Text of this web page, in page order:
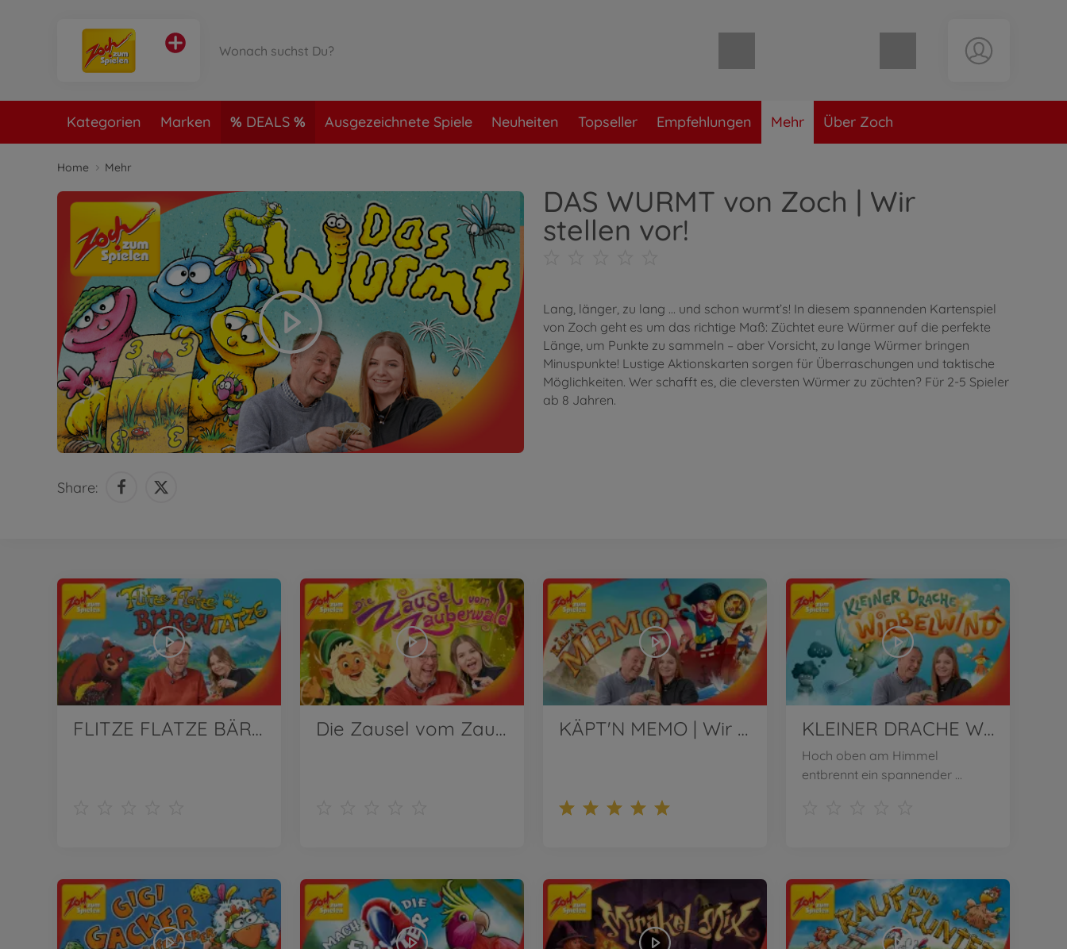
Warenkorb leer
Kategorien Marken DEALS Ausgezeichnete Spiele Neuheiten Topseller Empfehlungen Mehr Über Zoch
Home Mehr
Share:
DAS WURMT von Zoch | Wir
stellen vor!
Lang, länger, zu lang … und schon wurmt’s! In diesem spannenden Kartenspiel
von Zoch geht es um das richtige Maß: Züchtet eure Würmer auf die perfekte
Länge, um Punkte zu sammeln – aber Vorsicht, zu lange Würmer bringen
Minuspunkte! Lustige Aktionskarten sorgen für Überraschungen und taktische
Möglichkeiten. Wer schafft es, die cleversten Würmer zu züchten? Für 2-5 Spieler
ab 8 Jahren.
FLITZE FLATZE BÄRENTATZE | Wir stellen vor! Die Zausel vom Zauberwald | Wir stellen vor! KÄPT'N MEMO | Wir stellen vor! KLEINER DRACHE WIRBELWIND | Wir stellen vor!
Hoch oben am Himmel
entbrennt ein spannender ...